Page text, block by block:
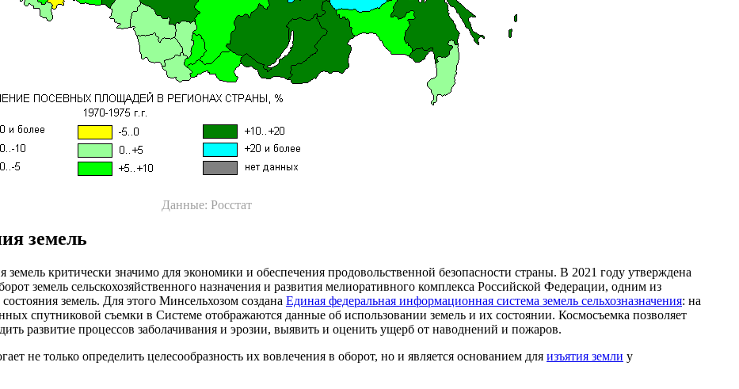
Данные: Росстат
земель
критически значимо для экономики и обеспечения продовольственной безопасности страны. В 2021 году утверждена
земель сельскохозяйственного назначения и развития мелиоративного комплекса Российской Федерации, одним из
земель. Для этого Минсельхозом создана Единая федеральная информационная система земель сельхозназначения: на
спутниковой съемки в Системе отображаются данные об использовании земель и их состоянии. Космосъемка позволяет
развитие процессов заболачивания и эрозии, выявить и оценить ущерб от наводнений и пожаров.
не только определить целесообразность их вовлечения в оборот, но и является основанием для изъятия земли у